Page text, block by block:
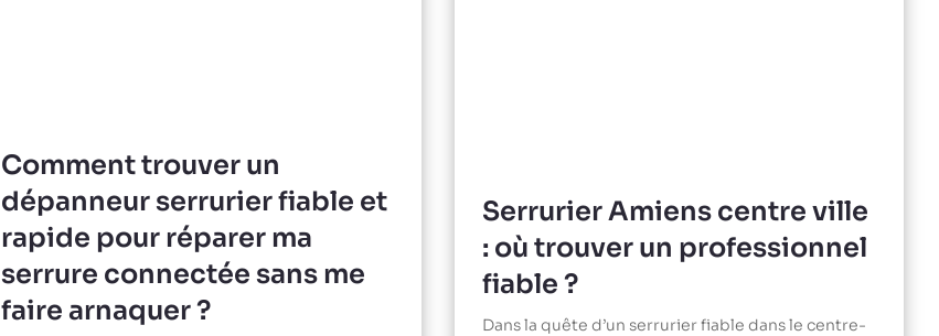
Comment trouver un
dépanneur serrurier fiable et
rapide pour réparer ma
serrure connectée sans me
faire arnaquer ?
Serrurier Amiens centre ville
: où trouver un professionnel
fiable ?
Dans la quête d’un serrurier fiable dans le centre-